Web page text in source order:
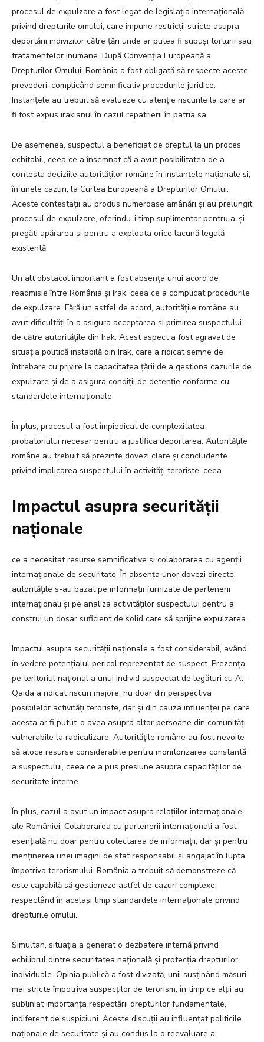
procesul de expulzare a fost legat de legislația internațională
privind drepturile omului, care impune restricții stricte asupra
deportării indivizilor către țări unde ar putea fi supuși torturii sau
tratamentelor inumane. După Convenția Europeană a
Drepturilor Omului, România a fost obligată să respecte aceste
prevederi, complicând semnificativ procedurile juridice.
Instanțele au trebuit să evalueze cu atenție riscurile la care ar
fi fost expus irakianul în cazul repatrierii în patria sa.
De asemenea, suspectul a beneficiat de dreptul la un proces
echitabil, ceea ce a însemnat că a avut posibilitatea de a
contesta deciziile autorităților române în instanțele naționale și,
în unele cazuri, la Curtea Europeană a Drepturilor Omului.
Aceste contestații au produs numeroase amânări și au prelungit
procesul de expulzare, oferindu-i timp suplimentar pentru a-și
pregăti apărarea și pentru a exploata orice lacună legală
existentă.
Un alt obstacol important a fost absența unui acord de
readmisie între România și Irak, ceea ce a complicat procedurile
de expulzare. Fără un astfel de acord, autoritățile române au
avut dificultăți în a asigura acceptarea și primirea suspectului
de către autoritățile din Irak. Acest aspect a fost agravat de
situația politică instabilă din Irak, care a ridicat semne de
întrebare cu privire la capacitatea țării de a gestiona cazurile de
expulzare și de a asigura condiții de detenție conforme cu
standardele internaționale.
În plus, procesul a fost împiedicat de complexitatea
probatoriului necesar pentru a justifica deportarea. Autoritățile
române au trebuit să prezinte dovezi clare și concludente
privind implicarea suspectului în activități teroriste, ceea
Impactul asupra securității
naționale
ce a necesitat resurse semnificative și colaborarea cu agenții
internaționale de securitate. În absența unor dovezi directe,
autoritățile s-au bazat pe informații furnizate de partenerii
internaționali și pe analiza activităților suspectului pentru a
construi un dosar suficient de solid care să sprijine expulzarea.
Impactul asupra securității naționale a fost considerabil, având
în vedere potențialul pericol reprezentat de suspect. Prezența
pe teritoriul național a unui individ suspectat de legături cu Al-
Qaida a ridicat riscuri majore, nu doar din perspectiva
posibilelor activități teroriste, dar și din cauza influenței pe care
acesta ar fi putut-o avea asupra altor persoane din comunități
vulnerabile la radicalizare. Autoritățile române au fost nevoite
să aloce resurse considerabile pentru monitorizarea constantă
a suspectului, ceea ce a pus presiune asupra capacităților de
securitate interne.
În plus, cazul a avut un impact asupra relațiilor internaționale
ale României. Colaborarea cu partenerii internaționali a fost
esențială nu doar pentru colectarea de informații, dar și pentru
menținerea unei imagini de stat responsabil și angajat în lupta
împotriva terorismului. România a trebuit să demonstreze că
este capabilă să gestioneze astfel de cazuri complexe,
respectând în același timp standardele internaționale privind
drepturile omului.
Simultan, situația a generat o dezbatere internă privind
echilibrul dintre securitatea națională și protecția drepturilor
individuale. Opinia publică a fost divizată, unii susținând măsuri
mai stricte împotriva suspecților de terorism, în timp ce alții au
subliniat importanța respectării drepturilor fundamentale,
indiferent de suspiciuni. Aceste discuții au influențat politicile
naționale de securitate și au condus la o reevaluare a